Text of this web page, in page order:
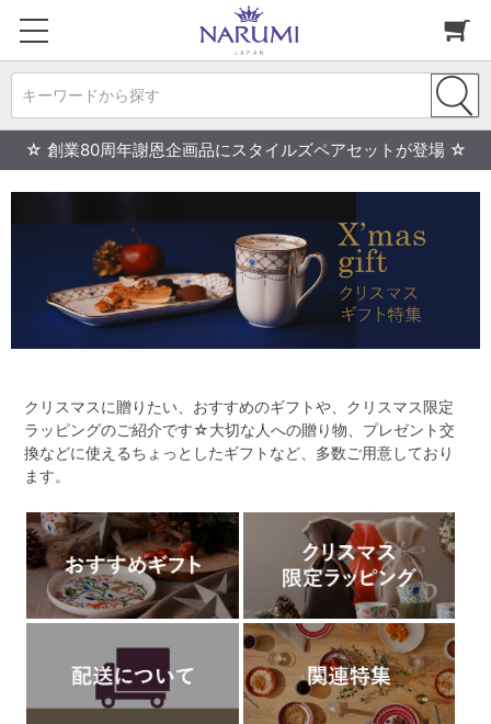
キーワードから探す
☆ 創業80周年謝恩企画品にスタイルズペアセットが登場 ☆
クリスマスに贈りたい、おすすめのギフトや、クリスマス限定
ラッピングのご紹介です☆大切な人への贈り物、プレゼント交
換などに使えるちょっとしたギフトなど、多数ご用意しており
ます。